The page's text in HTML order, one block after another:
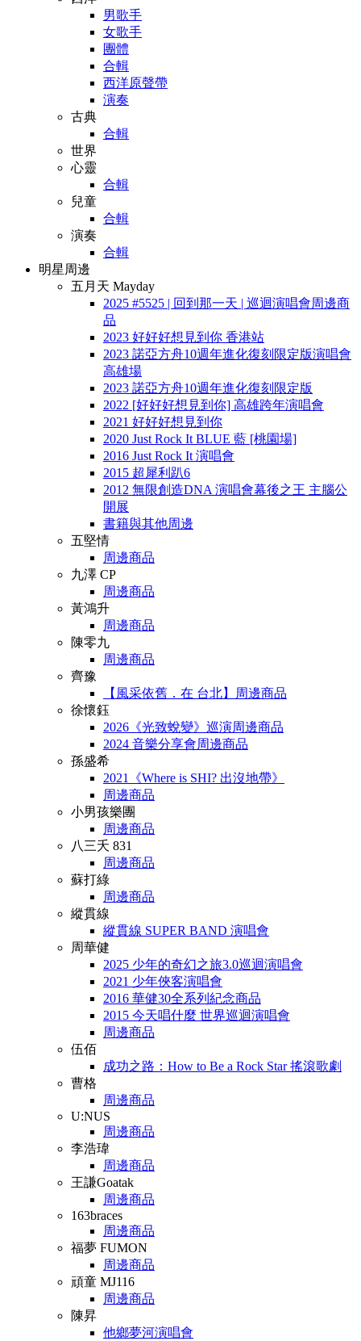
男歌手
女歌手
團體
合輯
西洋原聲帶
演奏
古典
合輯
世界
心靈
合輯
兒童
合輯
演奏
合輯
明星周邊
五月天 Mayday
2025 #5525 | 回到那一天 | 巡迴演唱會周邊商
品
2023 好好好想見到你 香港站
2023 諾亞方舟10週年進化復刻限定版演唱會
高雄場
2023 諾亞方舟10週年進化復刻限定版
2022 [好好好想見到你] 高雄跨年演唱會
2021 好好好想見到你
2020 Just Rock It BLUE 藍 [桃園場]
2016 Just Rock It 演唱會
2015 超犀利趴6
2012 無限創造DNA 演唱會幕後之王 主腦公
開展
書籍與其他周邊
五堅情
周邊商品
九澤 CP
周邊商品
黃鴻升
周邊商品
陳零九
周邊商品
齊豫
【風采依舊．在 台北】周邊商品
徐懷鈺
2026《光致蛻變》巡演周邊商品
2024 音樂分享會周邊商品
孫盛希
2021《Where is SHI? 出沒地帶》
周邊商品
小男孩樂團
周邊商品
八三夭 831
周邊商品
蘇打綠
周邊商品
縱貫線
縱貫線 SUPER BAND 演唱會
周華健
2025 少年的奇幻之旅3.0巡迴演唱會
2021 少年俠客演唱會
2016 華健30全系列紀念商品
2015 今天唱什麼 世界巡迴演唱會
周邊商品
伍佰
成功之路：How to Be a Rock Star 搖滾歌劇
曹格
周邊商品
U:NUS
周邊商品
李浩瑋
周邊商品
王謙Goatak
周邊商品
163braces
周邊商品
福夢 FUMON
周邊商品
頑童 MJ116
周邊商品
陳昇
他鄉夢河演唱會